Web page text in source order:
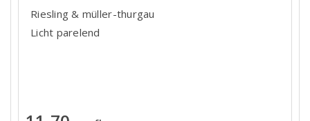
Riesling & müller-thurgau
Licht parelend